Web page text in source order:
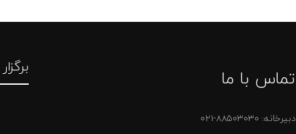
تماس با ما
دبیرخانه: 021-88503030